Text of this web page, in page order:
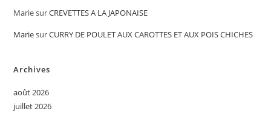
MariesurCREVETTES A LA JAPONAISE
MariesurCURRY DE POULET AUX CAROTTES ET AUX POIS CHICHES
Archives
août 2026
juillet 2026